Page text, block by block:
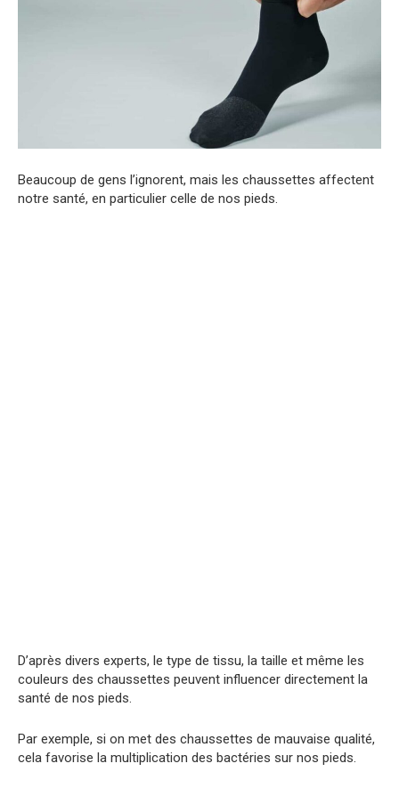
Beaucoup de gens l’ignorent, mais les chaussettes affectent
notre santé, en particulier celle de nos pieds.
D’après divers experts, le type de tissu, la taille et même les
couleurs des chaussettes peuvent influencer directement la
santé de nos pieds.
Par exemple, si on met des chaussettes de mauvaise qualité,
cela favorise la multiplication des bactéries sur nos pieds.